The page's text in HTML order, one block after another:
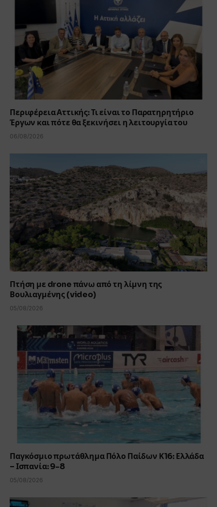
Περιφέρεια Αττικής: Τι είναι το Παρατηρητήριο
Έργων και πότε θα ξεκινήσει η λειτουργία του
06/08/2026
Πτήση με drone πάνω από τη λίμνη της
Βουλιαγμένης (video)
05/08/2026
Παγκόσμιο πρωτάθλημα Πόλο Παίδων Κ16: Ελλάδα
– Ισπανία: 9-8
05/08/2026